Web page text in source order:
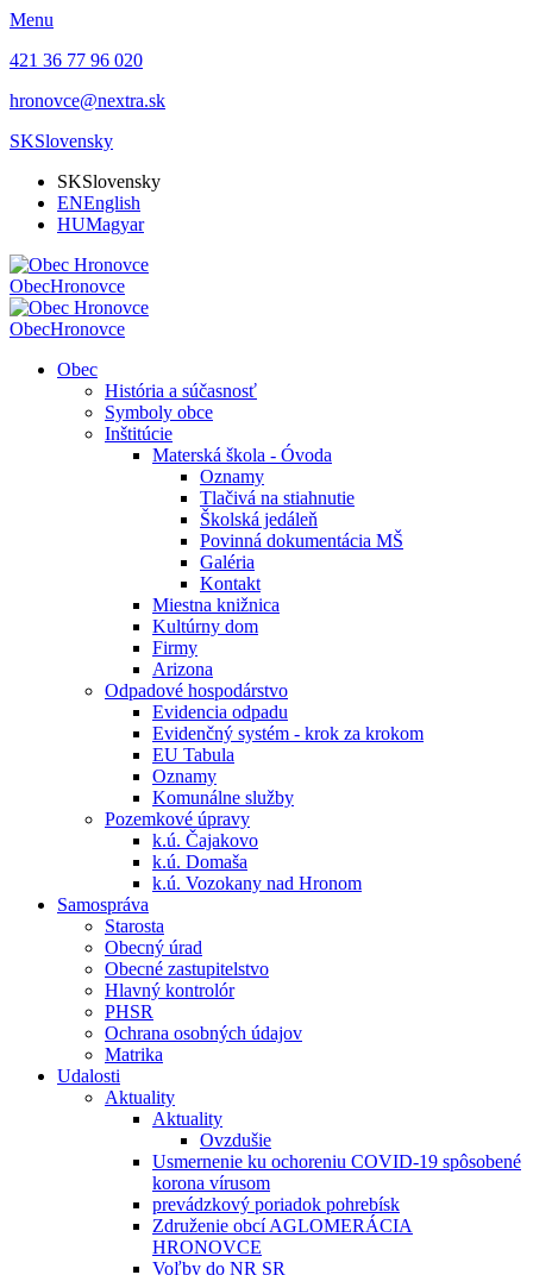
Menu
421 36 77 96 020
hronovce@nextra.sk
SKSlovensky
SKSlovensky
ENEnglish
HUMagyar
ObecHronovce
ObecHronovce
Obec
História a súčasnosť
Symboly obce
Inštitúcie
Materská škola - Óvoda
Oznamy
Tlačivá na stiahnutie
Školská jedáleň
Povinná dokumentácia MŠ
Galéria
Kontakt
Miestna knižnica
Kultúrny dom
Firmy
Arizona
Odpadové hospodárstvo
Evidencia odpadu
Evidenčný systém - krok za krokom
EU Tabula
Oznamy
Komunálne služby
Pozemkové úpravy
k.ú. Čajakovo
k.ú. Domaša
k.ú. Vozokany nad Hronom
Samospráva
Starosta
Obecný úrad
Obecné zastupitelstvo
Hlavný kontrolór
PHSR
Ochrana osobných údajov
Matrika
Udalosti
Aktuality
Aktuality
Ovzdušie
Usmernenie ku ochoreniu COVID-19 spôsobené
korona vírusom
prevádzkový poriadok pohrebísk
Združenie obcí AGLOMERÁCIA
HRONOVCE
Voľby do NR SR